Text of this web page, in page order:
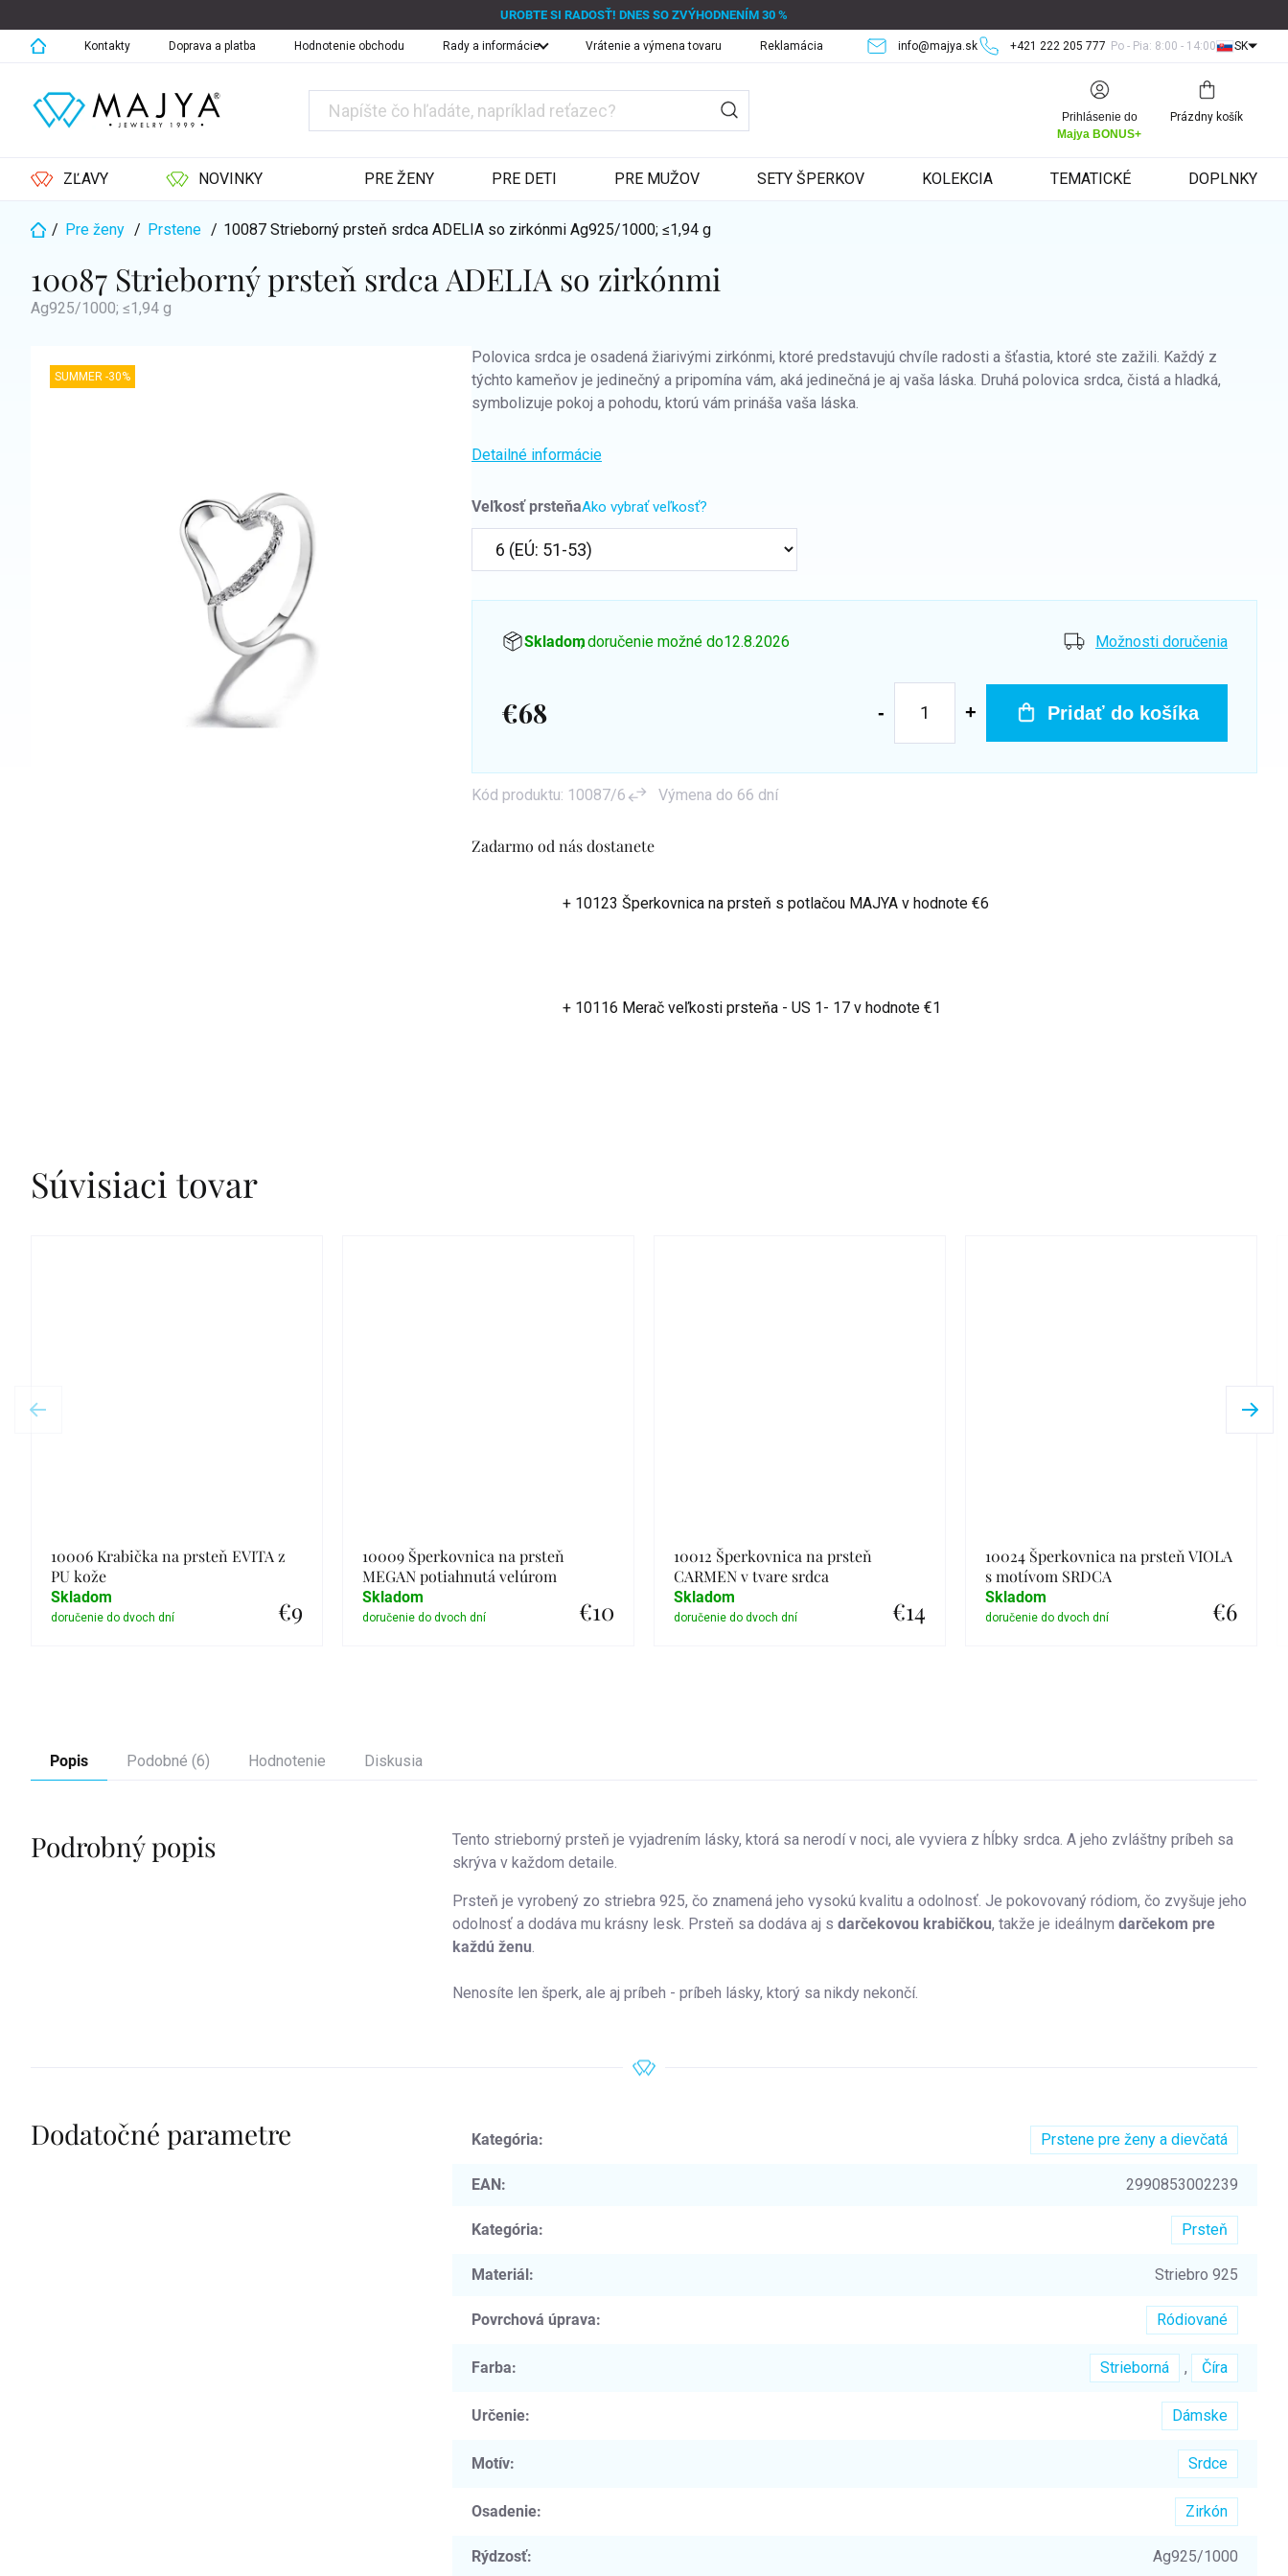
na
obsah
UROBTE SI RADOSŤ! DNES SO ZVÝHODNENÍM 30 %
+421 222 205 777 Po - Pia: 8:00 - 14:00
info@majya.sk
Kontakty Doprava a platba Hodnotenie obchodu Rady a informácie Vrátenie a výmena tovaru Reklamácia SK
Prihlásenie do
Majya BONUS+
Nákupný
košík
Prázdny košík
ZĽAVY NOVINKY PRE ŽENY PRE DETI PRE MUŽOV SETY ŠPERKOV KOLEKCIA TEMATICKÉ DOPLNKY
Domov
/ Pre ženy / Prstene / 10087 Strieborný prsteň srdca ADELIA so zirkónmiAg925/1000; ≤1,94 g
10087 Strieborný prsteň srdca ADELIA so zirkónmi
Ag925/1000; ≤1,94 g
SUMMER -30%
Veľkosť prsteňaAko vybrať veľkosť?
Zadarmo od nás dostanete
+ 10123 Šperkovnica na prsteň s potlačou MAJYA v hodnote €6
+ 10116 Merač veľkosti prsteňa - US 1- 17 v hodnote €1
Polovica srdca je osadená žiarivými zirkónmi, ktoré predstavujú chvíle radosti a šťastia, ktoré ste zažili. Každý z
týchto kameňov je jedinečný a pripomína vám, aká jedinečná je aj vaša láska. Druhá polovica srdca, čistá a hladká,
symbolizuje pokoj a pohodu, ktorú vám prináša vaša láska.
Detailné informácie
Skladom, doručenie možné do12.8.2026 Možnosti doručenia
€68 Pridať do košíka
Kód produktu: 10087/6 Výmena do 66 dní
Súvisiaci tovar
10006 Krabička na prsteň EVITA z
PU kože
€9
Skladom
10009 Šperkovnica na prsteň
MEGAN potiahnutá velúrom
€10
Skladom
10012 Šperkovnica na prsteň
CARMEN v tvare srdca
€14
Skladom
10024 Šperkovnica na prsteň VIOLA
s motívom SRDCA
€6
Skladom
Popis Podobné (6) Hodnotenie Diskusia
Podrobný popis
Tento strieborný prsteň je vyjadrením lásky, ktorá sa nerodí v noci, ale vyviera z hĺbky srdca. A jeho zvláštny príbeh sa
skrýva v každom detaile.
Prsteň je vyrobený zo striebra 925, čo znamená jeho vysokú kvalitu a odolnosť. Je pokovovaný ródiom, čo zvyšuje jeho
odolnosť a dodáva mu krásny lesk. Prsteň sa dodáva aj s darčekovou krabičkou, takže je ideálnym darčekom pre
každú ženu
Nenosíte len šperk, ale aj príbeh - príbeh lásky, ktorý sa nikdy nekončí.
Dodatočné parametre Kategória: Prstene pre ženy a dievčatá
EAN: 2990853002239
Kategória: Prsteň
Materiál: Striebro 925
Povrchová úprava: Ródiované
Farba: Strieborná , Číra
Určenie: Dámske
Motív: Srdce
Osadenie: Zirkón
Rýdzosť: Ag925/1000